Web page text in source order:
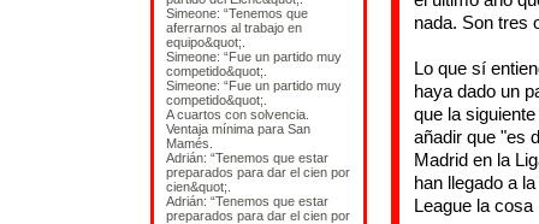
Simeone: “Tenemos que
aferrarnos al trabajo en
equipo&quot;.
Simeone: “Fue un partido muy
competido&quot;.
Simeone: “Fue un partido muy
competido&quot;.
A cuartos con solvencia.
Ventaja mínima para San
Mamés.
Adrián: “Tenemos que estar
preparados para dar el cien por
cien&quot;.
Adrián: “Tenemos que estar
preparados para dar el cien por
nada. Son tres
Lo que sí
haya dado un
que la
añadir que "es
Madrid en la
han llegado a
League la cosa